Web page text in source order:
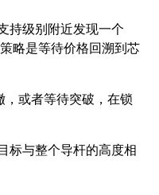
持级别附近发现一个
略是等待价格回溯到芯
或者等待突破，在锁
标与整个导杆的高度相